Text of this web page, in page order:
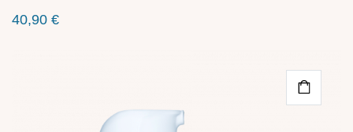
40,90 €